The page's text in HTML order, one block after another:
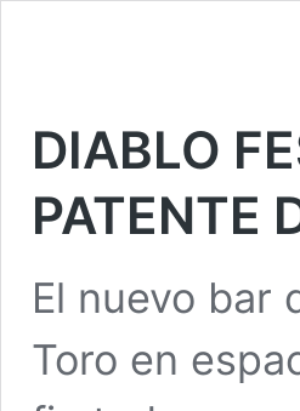
DIABLO
PATENTE
El nuevo bar
Toro en